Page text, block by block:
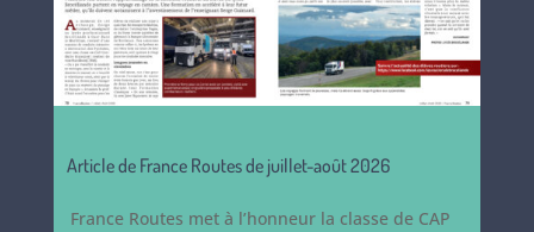
Article de France Routes de juillet-août 2026
France Routes met à l’honneur la classe de CAP